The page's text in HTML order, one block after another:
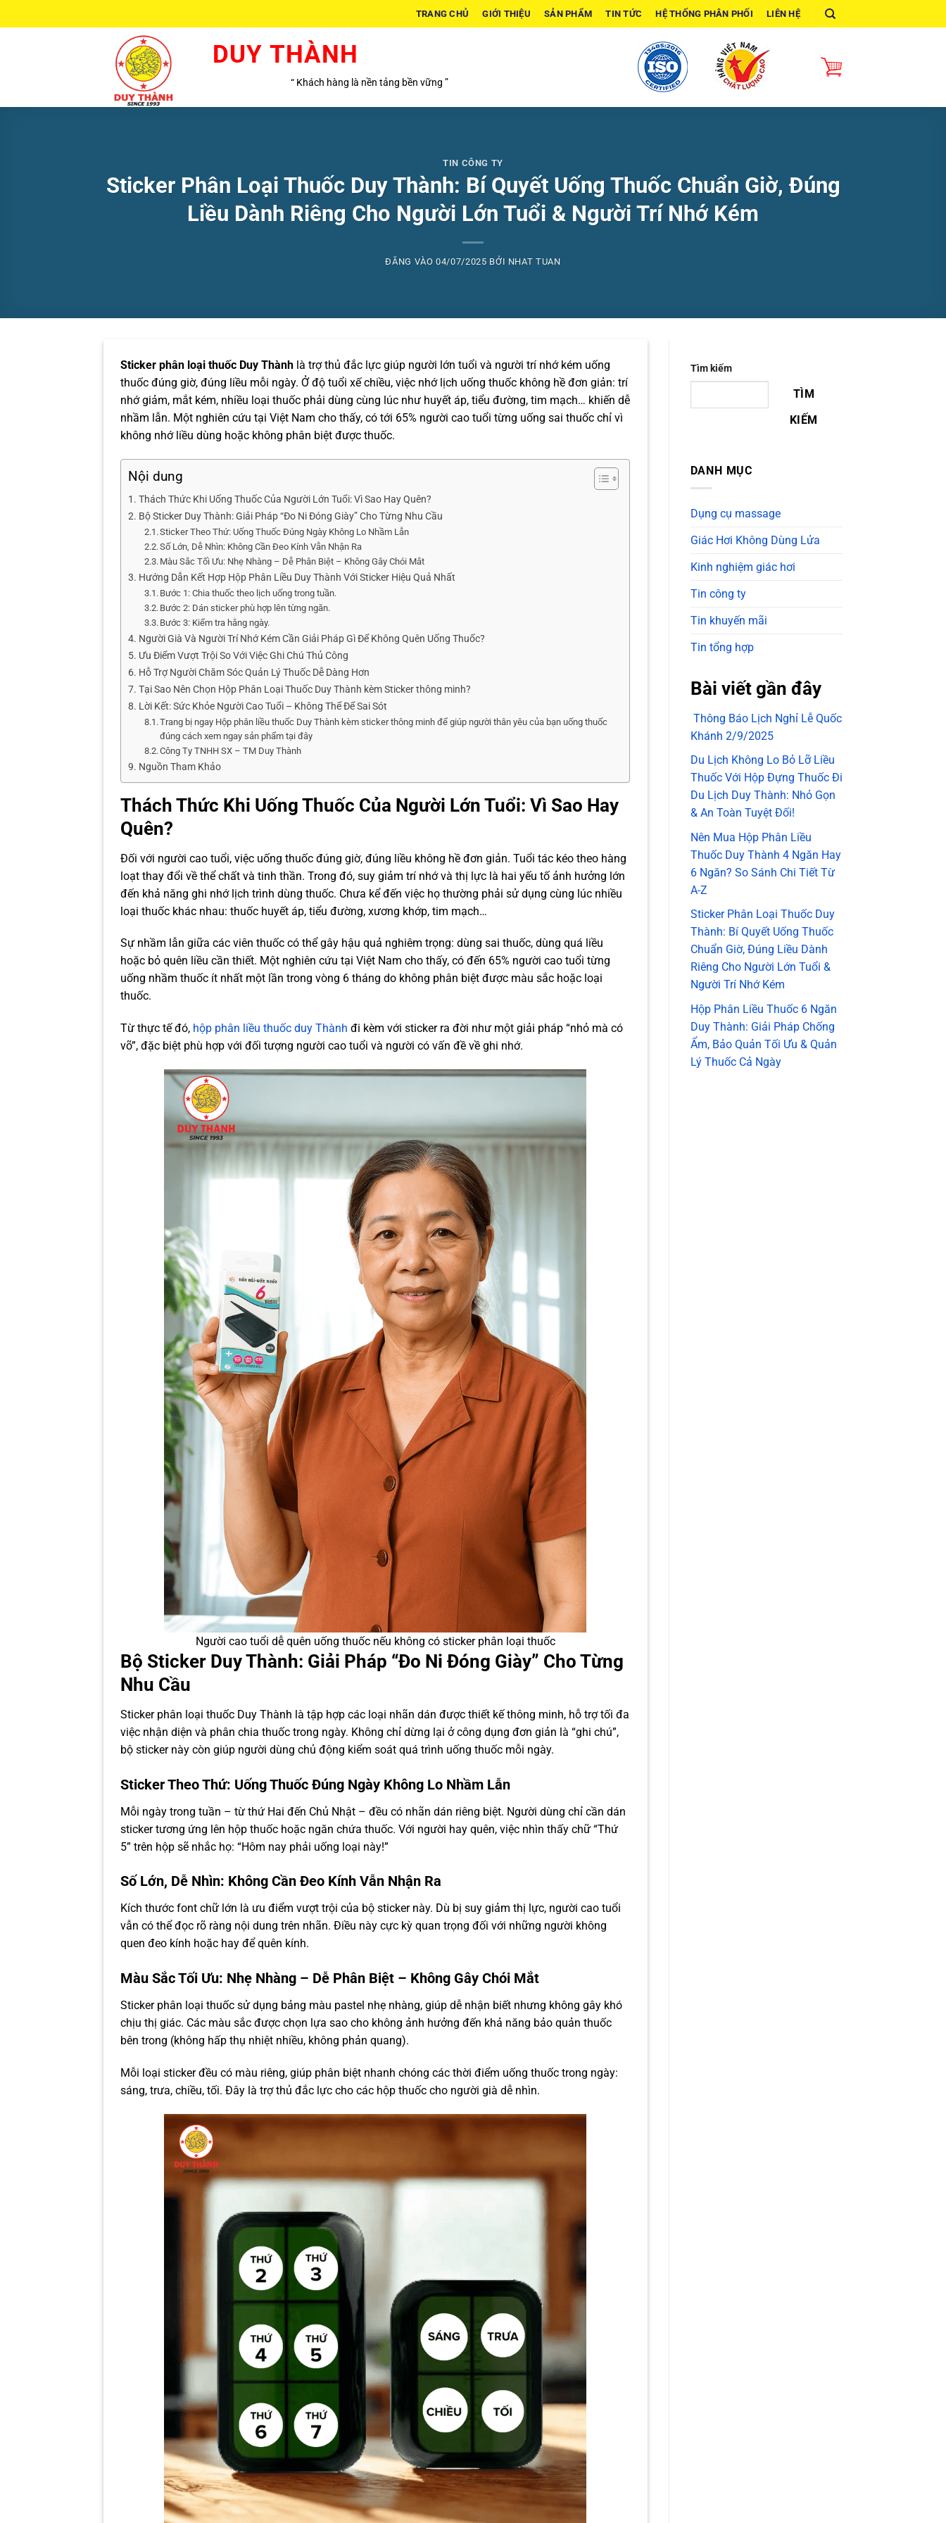
qua
TRANG CHỦ GIỚI THIỆU SẢN PHẨM TIN TỨC HỆ THỐNG PHÂN PHỐI LIÊN HỆ
DUY THÀNH
“ Khách hàng là nền tảng bền vững ”
TIN CÔNG TY
Sticker Phân Loại Thuốc Duy Thành: Bí Quyết Uống Thuốc Chuẩn Giờ, Đúng
Liều Dành Riêng Cho Người Lớn Tuổi & Người Trí Nhớ Kém
ĐĂNG VÀO04/07/2025 BỞI NHAT TUAN
Sticker phân loại thuốc Duy Thành là trợ thủ đắc lực giúp người lớn tuổi và người trí nhớ kém uống
thuốc đúng giờ, đúng liều mỗi ngày. Ở độ tuổi xế chiều, việc nhớ lịch uống thuốc không hề đơn giản: trí
nhớ giảm, mắt kém, nhiều loại thuốc phải dùng cùng lúc như huyết áp, tiểu đường, tim mạch… khiến dễ
nhầm lẫn. Một nghiên cứu tại Việt Nam cho thấy, có tới 65% người cao tuổi từng uống sai thuốc chỉ vì
không nhớ liều dùng hoặc không phân biệt được thuốc.
Nội dung
Thách Thức Khi Uống Thuốc Của Người Lớn Tuổi: Vì Sao Hay Quên?
Bộ Sticker Duy Thành: Giải Pháp “Đo Ni Đóng Giày” Cho Từng Nhu Cầu
Sticker Theo Thứ: Uống Thuốc Đúng Ngày Không Lo Nhầm Lẫn
Số Lớn, Dễ Nhìn: Không Cần Đeo Kính Vẫn Nhận Ra
Màu Sắc Tối Ưu: Nhẹ Nhàng – Dễ Phân Biệt – Không Gây Chói Mắt
Hướng Dẫn Kết Hợp Hộp Phân Liều Duy Thành Với Sticker Hiệu Quả Nhất
Bước 1: Chia thuốc theo lịch uống trong tuần.
Bước 2: Dán sticker phù hợp lên từng ngăn.
Bước 3: Kiểm tra hằng ngày.
Người Già Và Người Trí Nhớ Kém Cần Giải Pháp Gì Để Không Quên Uống Thuốc?
Ưu Điểm Vượt Trội So Với Việc Ghi Chú Thủ Công
Hỗ Trợ Người Chăm Sóc Quản Lý Thuốc Dễ Dàng Hơn
Tại Sao Nên Chọn Hộp Phân Loại Thuốc Duy Thành kèm Sticker thông minh?
Lời Kết: Sức Khỏe Người Cao Tuổi – Không Thể Để Sai Sót
Trang bị ngay Hộp phân liều thuốc Duy Thành kèm sticker thông minh để giúp người thân yêu của bạn uống thuốc
đúng cách xem ngay sản phẩm tại đây
Công Ty TNHH SX – TM Duy Thành
Nguồn Tham Khảo
Thách Thức Khi Uống Thuốc Của Người Lớn Tuổi: Vì Sao Hay
Quên?
Đối với người cao tuổi, việc uống thuốc đúng giờ, đúng liều không hề đơn giản. Tuổi tác kéo theo hàng
loạt thay đổi về thể chất và tinh thần. Trong đó, suy giảm trí nhớ và thị lực là hai yếu tố ảnh hưởng lớn
đến khả năng ghi nhớ lịch trình dùng thuốc. Chưa kể đến việc họ thường phải sử dụng cùng lúc nhiều
loại thuốc khác nhau: thuốc huyết áp, tiểu đường, xương khớp, tim mạch…
Sự nhầm lẫn giữa các viên thuốc có thể gây hậu quả nghiêm trọng: dùng sai thuốc, dùng quá liều
hoặc bỏ quên liều cần thiết. Một nghiên cứu tại Việt Nam cho thấy, có đến 65% người cao tuổi từng
uống nhầm thuốc ít nhất một lần trong vòng 6 tháng do không phân biệt được màu sắc hoặc loại
thuốc.
Từ thực tế đó, hộp phân liều thuốc duy Thành đi kèm với sticker ra đời như một giải pháp “nhỏ mà có
võ”, đặc biệt phù hợp với đối tượng người cao tuổi và người có vấn đề về ghi nhớ.
Người cao tuổi dễ quên uống thuốc nếu không có sticker phân loại thuốc
Bộ Sticker Duy Thành: Giải Pháp “Đo Ni Đóng Giày” Cho Từng
Nhu Cầu
Sticker phân loại thuốc Duy Thành là tập hợp các loại nhãn dán được thiết kế thông minh, hỗ trợ tối đa
việc nhận diện và phân chia thuốc trong ngày. Không chỉ dừng lại ở công dụng đơn giản là “ghi chú”,
bộ sticker này còn giúp người dùng chủ động kiểm soát quá trình uống thuốc mỗi ngày.
Sticker Theo Thứ: Uống Thuốc Đúng Ngày Không Lo Nhầm Lẫn
Mỗi ngày trong tuần – từ thứ Hai đến Chủ Nhật – đều có nhãn dán riêng biệt. Người dùng chỉ cần dán
sticker tương ứng lên hộp thuốc hoặc ngăn chứa thuốc. Với người hay quên, việc nhìn thấy chữ “Thứ
5” trên hộp sẽ nhắc họ: “Hôm nay phải uống loại này!”
Số Lớn, Dễ Nhìn: Không Cần Đeo Kính Vẫn Nhận Ra
Kích thước font chữ lớn là ưu điểm vượt trội của bộ sticker này. Dù bị suy giảm thị lực, người cao tuổi
vẫn có thể đọc rõ ràng nội dung trên nhãn. Điều này cực kỳ quan trọng đối với những người không
quen đeo kính hoặc hay để quên kính.
Màu Sắc Tối Ưu: Nhẹ Nhàng – Dễ Phân Biệt – Không Gây Chói Mắt
Sticker phân loại thuốc sử dụng bảng màu pastel nhẹ nhàng, giúp dễ nhận biết nhưng không gây khó
chịu thị giác. Các màu sắc được chọn lựa sao cho không ảnh hưởng đến khả năng bảo quản thuốc
bên trong (không hấp thụ nhiệt nhiều, không phản quang).
Mỗi loại sticker đều có màu riêng, giúp phân biệt nhanh chóng các thời điểm uống thuốc trong ngày:
sáng, trưa, chiều, tối. Đây là trợ thủ đắc lực cho các hộp thuốc cho người già dễ nhìn.
Tìm kiếm
TÌM
KIẾM
DANH MỤC
Dụng cụ massage
Giác Hơi Không Dùng Lửa
Kinh nghiệm giác hơi
Tin công ty
Tin khuyến mãi
Tin tổng hợp
Bài viết gần đây
Thông Báo Lịch Nghỉ Lễ Quốc
Khánh 2/9/2025
Du Lịch Không Lo Bỏ Lỡ Liều
Thuốc Với Hộp Đựng Thuốc Đi
Du Lịch Duy Thành: Nhỏ Gọn
& An Toàn Tuyệt Đối!
Nên Mua Hộp Phân Liều
Thuốc Duy Thành 4 Ngăn Hay
6 Ngăn? So Sánh Chi Tiết Từ
A-Z
Sticker Phân Loại Thuốc Duy
Thành: Bí Quyết Uống Thuốc
Chuẩn Giờ, Đúng Liều Dành
Riêng Cho Người Lớn Tuổi &
Người Trí Nhớ Kém
Hộp Phân Liều Thuốc 6 Ngăn
Duy Thành: Giải Pháp Chống
Ẩm, Bảo Quản Tối Ưu & Quản
Lý Thuốc Cả Ngày